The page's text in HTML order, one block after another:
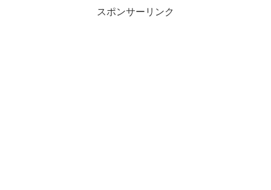
スポンサーリンク